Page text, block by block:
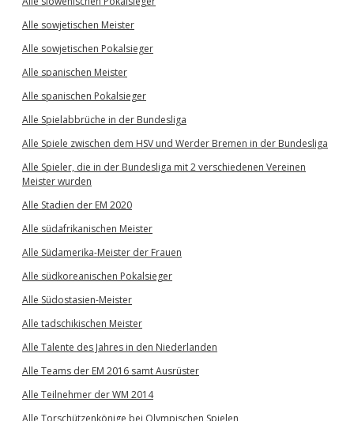
Alle sowjetischen Meister
Alle sowjetischen Pokalsieger
Alle spanischen Meister
Alle spanischen Pokalsieger
Alle Spielabbrüche in der Bundesliga
Alle Spiele zwischen dem HSV und Werder Bremen in der Bundesliga
Alle Spieler, die in der Bundesliga mit 2 verschiedenen Vereinen
Meister wurden
Alle Stadien der EM 2020
Alle südafrikanischen Meister
Alle Südamerika-Meister der Frauen
Alle südkoreanischen Pokalsieger
Alle Südostasien-Meister
Alle tadschikischen Meister
Alle Talente des Jahres in den Niederlanden
Alle Teams der EM 2016 samt Ausrüster
Alle Teilnehmer der WM 2014
Alle Torschützenkönige bei Olympischen Spielen